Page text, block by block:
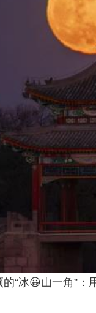
“冰😀山一角”：